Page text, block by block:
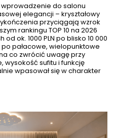
do salonu
elegancji – kryształowy
przyciągają wzrok
rankingu TOP 10 na 2026
ok. 1000 PLN po blisko 10 000
po pałacowe, wielopunktowe
co zwrócić uwagę przy
wysokość sufitu i funkcję
wpasował się w charakter